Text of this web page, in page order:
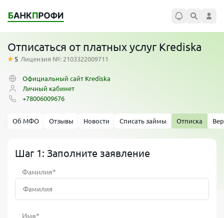
Отписаться от платных услуг Krediska
5 Лицензия №: 2103322009711
Официальный сайт Krediska
Личный кабинет
+78006009676
Об МФО Отзывы Новости Списать займы Отписка
Шаг 1: Заполните заявление
Фамилия*
Имя*